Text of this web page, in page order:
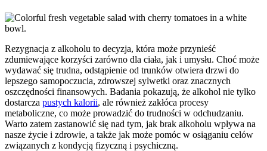
Rezygnacja z alkoholu to decyzja, która może przynieść
zdumiewające korzyści zarówno dla ciała, jak i umysłu. Choć może
wydawać się trudna, odstąpienie od trunków otwiera drzwi do
lepszego samopoczucia, zdrowszej sylwetki oraz znacznych
oszczędności finansowych. Badania pokazują, że alkohol nie tylko
dostarcza pustych kalorii, ale również zakłóca procesy
metaboliczne, co może prowadzić do trudności w odchudzaniu.
Warto zatem zastanowić się nad tym, jak brak alkoholu wpływa na
nasze życie i zdrowie, a także jak może pomóc w osiąganiu celów
związanych z kondycją fizyczną i psychiczną.